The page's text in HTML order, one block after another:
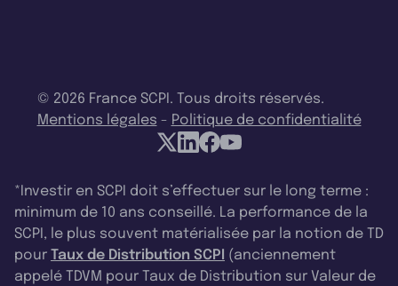
© 2026 France SCPI. Tous droits réservés.
Mentions légales - Politique de confidentialité
*Investir en SCPI doit s’effectuer sur le long terme :
minimum de 10 ans conseillé. La performance de la
SCPI, le plus souvent matérialisée par la notion de TD
pour Taux de Distribution SCPI (anciennement
appelé TDVM pour Taux de Distribution sur Valeur de